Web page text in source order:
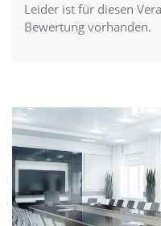
Leider ist für diesen
Bewertung vorhanden.